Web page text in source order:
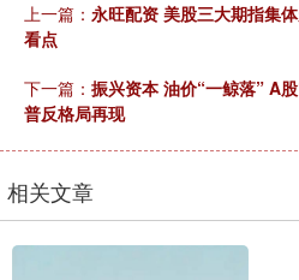
上一篇： 永旺配资 美股三大期指集
看点
下一篇： 振兴资本 油价“一鲸落” A
普反格局再现
相关文章